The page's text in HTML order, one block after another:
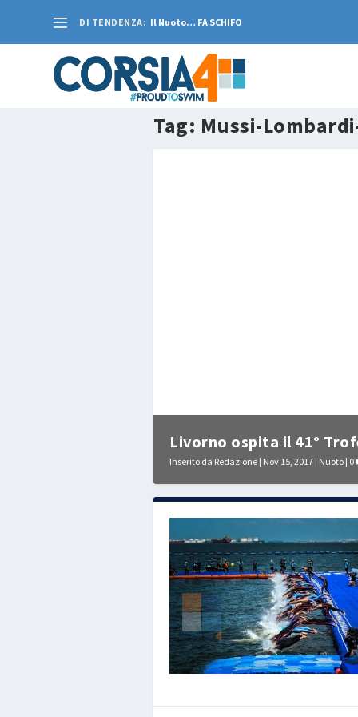
DI TENDENZA: Il Nuoto… FA SCHIFO
Tag: Mussi-
Livorno ospita il 41°
Inserito da Redazione | Nov 15, 2017 | Nuoto | 0